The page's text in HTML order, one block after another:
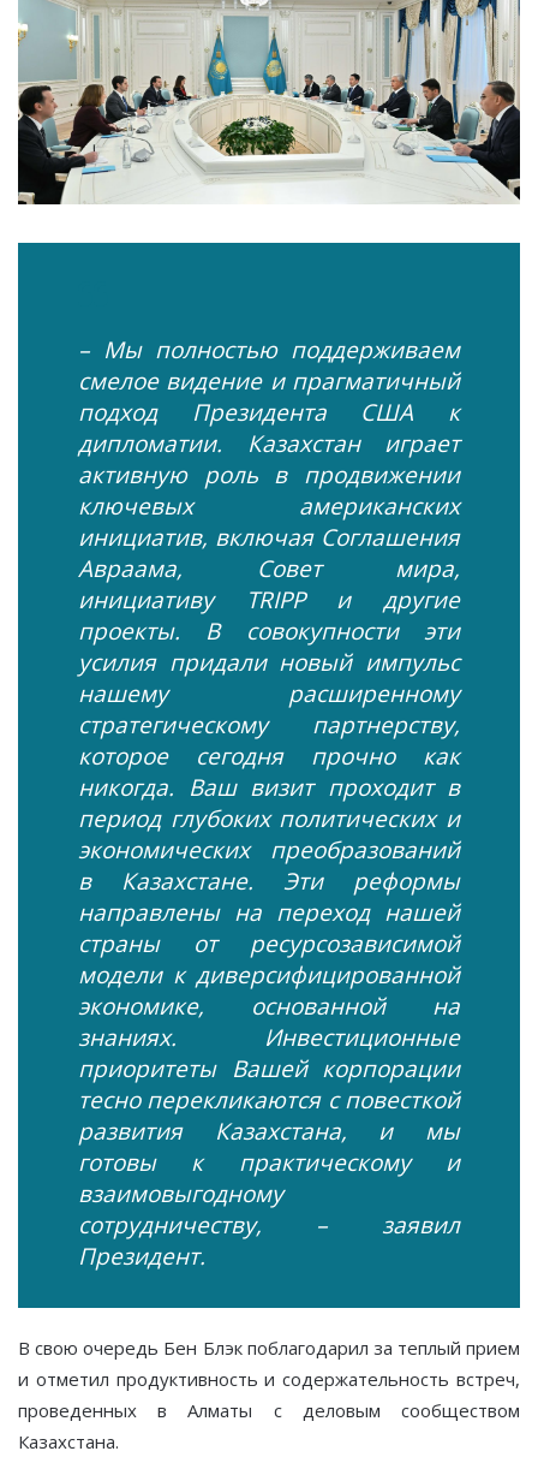
– Мы полностью поддерживаем
смелое видение и прагматичный
подход Президента США к
дипломатии. Казахстан играет
активную роль в продвижении
ключевых американских
инициатив, включая Соглашения
Авраама, Совет мира,
инициативу TRIPP и другие
проекты. В совокупности эти
усилия придали новый импульс
нашему расширенному
стратегическому партнерству,
которое сегодня прочно как
никогда. Ваш визит проходит в
период глубоких политических и
экономических преобразований
в Казахстане. Эти реформы
направлены на переход нашей
страны от ресурсозависимой
модели к диверсифицированной
экономике, основанной на
знаниях. Инвестиционные
приоритеты Вашей корпорации
тесно перекликаются с повесткой
развития Казахстана, и мы
готовы к практическому и
взаимовыгодному
сотрудничеству, – заявил
Президент.
В свою очередь Бен Блэк поблагодарил за теплый прием
и отметил продуктивность и содержательность встреч,
проведенных в Алматы с деловым сообществом
Казахстана.